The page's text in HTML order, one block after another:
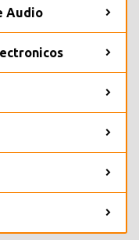
Audio